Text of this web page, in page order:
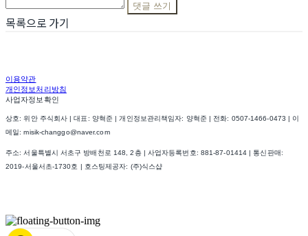
댓글 쓰기
목록으로 가기
이용약관
개인정보처리방침
사업자정보확인
상호: 위안 주식회사 | 대표: 양혁준 | 개인정보관리책임자: 양혁준 | 전화: 0507-1466-0473 | 이
메일: misik-changgo@naver.com
주소: 서울특별시 서초구 방배천로 148, 2층 | 사업자등록번호: 881-87-01414 | 통신판매:
2019-서울서초-1730호
| 호스팅제공자: (주)식스샵